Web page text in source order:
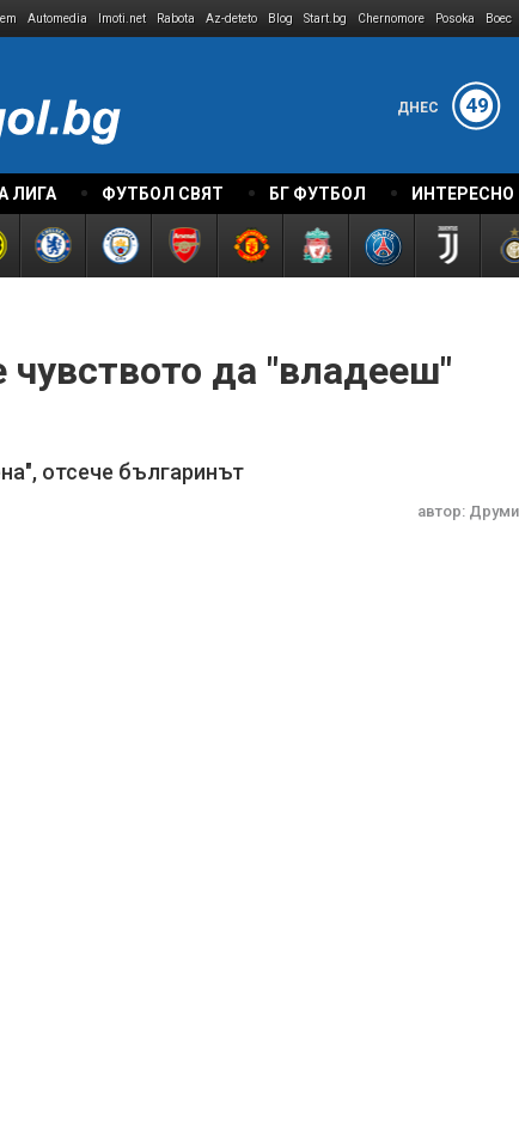
Automedia Imoti.net Rabota Az-deteto Blog Start.bg Chernomore Posoka Boec
ДНЕС 49
ЛИГА ФУТБОЛ СВЯТ БГ ФУТБОЛ ИНТЕРЕСНО
да "владееш"
отсече българинът
автор: Друми